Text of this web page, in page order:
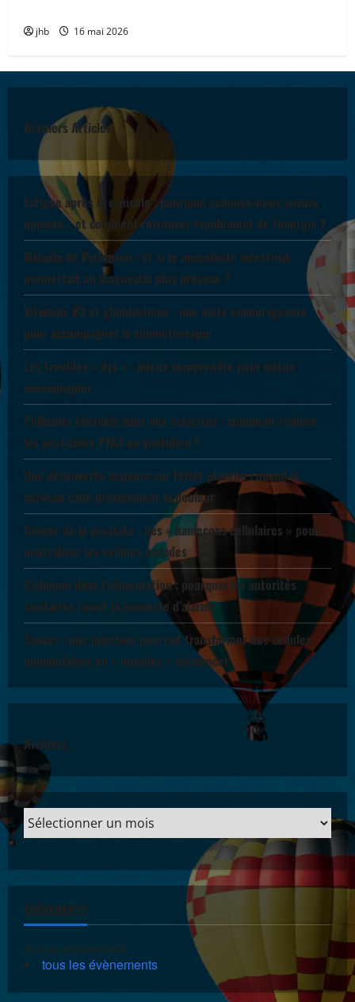
jhb 16 mai 2026
Derniers Articles
Fatigue après la canicule : pourquoi sommes-nous encore
épuisés… et comment retrouver rapidement de l’énergie ?
Maladie de Parkinson : et si le microbiote intestinal
permettait un diagnostic plus précoce ?
Vitamine B3 et glioblastome : une piste encourageante
pour accompagner la chimiothérapie
Les troubles « dys » : mieux comprendre pour mieux
accompagner
Polluants éternels dans nos assiettes : comment réduire
les pesticides PFAS au quotidien ?
Une découverte majeure sur l’effet placebo : quand le
cerveau cible précisément la douleur
Cancer de la prostate : des « hameçons cellulaires » pour
neutraliser les cellules malades
Cadmium dans l’alimentation : pourquoi les autorités
sanitaires tirent la sonnette d’alarme
Cancer : une injection pourrait transformer nos cellules
immunitaires en « missiles » anticancer
Archives
ÉVÈNEMENTS
Aucun évènement
tous les évènements